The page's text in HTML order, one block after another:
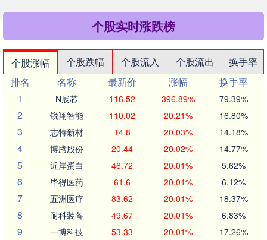
个股实时涨跌榜
个股涨幅 个股跌幅 个股流入 个股流出
换手率
排名
名称 最新价 涨幅
换手率
1
N展芯 116.52 396.89% 79.39%
2 锐翔智能 110.02 20.21% 16.80%
3 志特新材 14.8 20.03% 14.18%
4 博腾股份 20.44 20.02% 14.77%
5 近岸蛋白 46.72 20.01% 5.62%
6 毕得医药 61.6 20.01% 6.12%
7 五洲医疗 83.62 20.01% 18.37%
8 耐科装备 49.67 20.01% 6.83%
9 一博科技 53.33 20.01% 17.26%